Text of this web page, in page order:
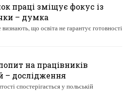
праці зміщує фокус із
– думка
що освіта не гарантує готовності
на працівників
– дослідження
спостерігається у польській